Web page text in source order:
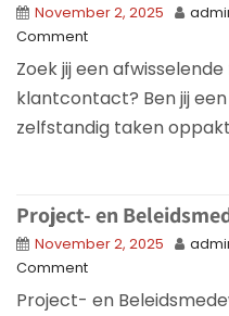
November 2, 2025
Comment
Zoek jij een
klantcontact? Ben jij
zelfstandig taken
Project- en
November 2, 2025
Comment
Project- en